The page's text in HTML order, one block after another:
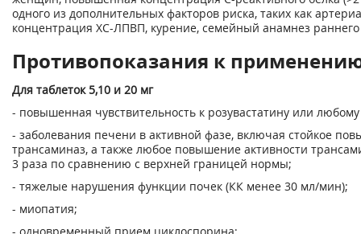
одного из дополнительных факторов риска, таких как
концентрация ХС-ЛПВП, курение, семейный анамнез
Противопоказания к
Для таблеток 5,10 и 20 мг
- повышенная чувствительность к розувастатину или
- заболевания печени в активной фазе, включая стойкое
трансаминаз, а также любое повышение активности
3 раза по сравнению с верхней границей нормы;
- тяжелые нарушения функции почек (КК менее 30 мл/мин);
- миопатия;